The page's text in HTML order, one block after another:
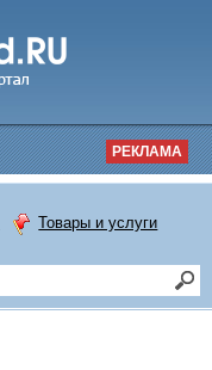
РЕКЛАМА
Товары и услуги